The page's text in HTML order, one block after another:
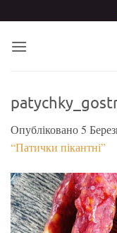
Опубліковано5
“Патички пікантні”